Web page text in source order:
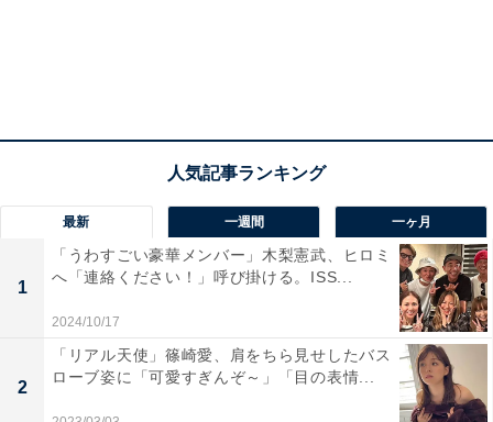
最新 一週間 一ヶ月
1
「うわすごい豪華メンバー」木梨憲武、ヒロミ
へ「連絡ください！」呼び掛ける。ISS...
2024/10/17
2
「リアル天使」篠崎愛、肩をちら見せしたバス
ローブ姿に「可愛すぎんぞ～」「目の表情...